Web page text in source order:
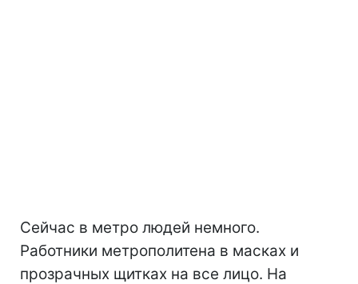
Сейчас в метро людей немного.
Работники метрополитена в масках и
прозрачных щитках на все лицо. На